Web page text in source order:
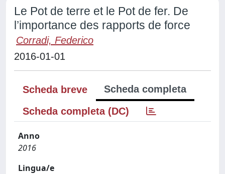
Le Pot de terre et le Pot de fer. De
l’importance des rapports de force
Corradi, Federico
2016-01-01
Scheda breve
Scheda completa
Scheda completa (DC)
Anno
2016
Lingua/e